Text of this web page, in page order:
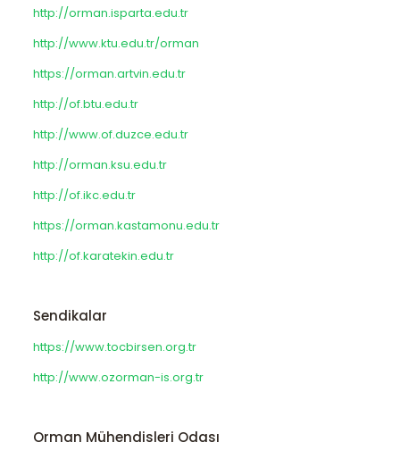
http://orman.isparta.edu.tr
http://www.ktu.edu.tr/orman
https://orman.artvin.edu.tr
http://of.btu.edu.tr
http://www.of.duzce.edu.tr
http://orman.ksu.edu.tr
http://of.ikc.edu.tr
https://orman.kastamonu.edu.tr
http://of.karatekin.edu.tr
Sendikalar
https://www.tocbirsen.org.tr
http://www.ozorman-is.org.tr
Orman Mühendisleri Odası